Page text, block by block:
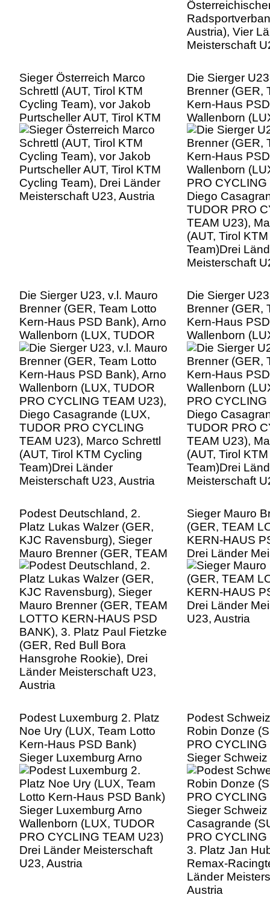
Sieger Österreich Marco
Schrettl (AUT, Tirol KTM
Cycling Team), vor Jakob
Purtscheller AUT, Tirol KTM
Cycling Team), Drei Länder
Meisterschaft U23, Austria
Die Sierger
Brenner (GER,
Kern-Haus
Wallenborn
PRO
Diego
TUDOR PRO
TEAM U23),
(AUT, Tirol
Team)Drei
Meisterschaft
Die Sierger U23, v.l. Mauro
Brenner (GER, Team Lotto
Kern-Haus PSD Bank), Arno
Wallenborn (LUX, TUDOR
PRO CYCLING TEAM U23),
Diego Casagrande (LUX,
TUDOR PRO CYCLING
TEAM U23), Marco Schrettl
(AUT, Tirol KTM Cycling
Team)Drei Länder
Meisterschaft U23, Austria
Die Sierger
Brenner (GER,
Kern-Haus
Wallenborn
PRO
Diego
TUDOR PRO
TEAM U23),
(AUT, Tirol
Team)Drei
Meisterschaft
Podest Deutschland, 2.
Platz Lukas Walzer (GER,
KJC Ravensburg), Sieger
Mauro Brenner (GER, TEAM
LOTTO KERN-HAUS PSD
BANK), 3. Platz Paul Fietzke
(GER, Red Bull Bora
Hansgrohe Rookie), Drei
Länder Meisterschaft U23,
Austria
Sieger Mauro
(GER, TEAM
KERN-HAUS
Drei Länder
U23, Austria
Podest Luxemburg 2. Platz
Noe Ury (LUX, Team Lotto
Kern-Haus PSD Bank)
Sieger Luxemburg Arno
Wallenborn (LUX, TUDOR
PRO CYCLING TEAM U23)
Drei Länder Meisterschaft
U23, Austria
Podest
Robin Donze
PRO
Sieger
Casagrande
PRO
3. Platz Jan
Remax-
Länder
Austria